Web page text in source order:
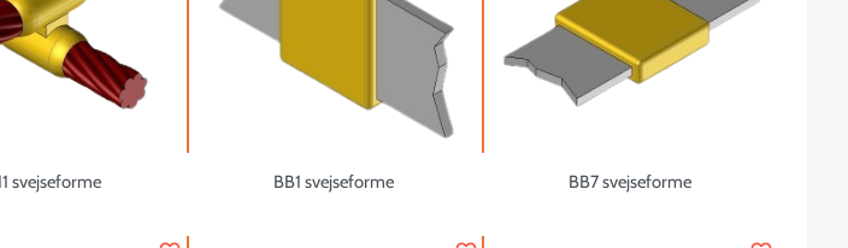
svejseforme BB1 svejseforme BB7 svejseforme